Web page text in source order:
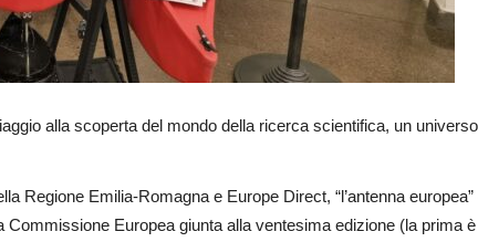
alla scoperta del mondo della ricerca scientifica, un
Regione Emilia-Romagna e Europe Direct, “l’antenna
Commissione Europea giunta alla ventesima edizione (la prima